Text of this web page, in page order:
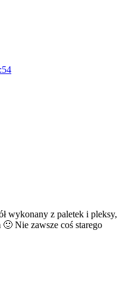
wykonany z paletek i pleksy,
🙂 Nie zawsze coś starego